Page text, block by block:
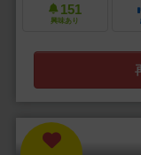
151
興味あり